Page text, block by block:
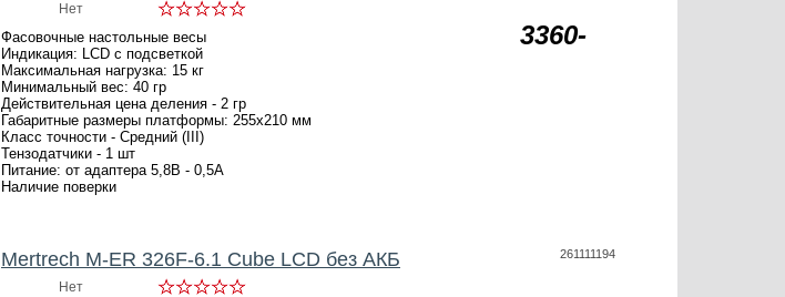
Нет
Фасовочные настольные весы
Индикация: LCD с подсветкой
Максимальная нагрузка: 15 кг
Минимальный вес: 40 гр
Действительная цена деления - 2 гр
Габаритные размеры платформы: 255х210 мм
Класс точности - Средний (III)
Тензодатчики - 1 шт
Питание: от адаптера 5,8В - 0,5А
Наличие поверки
3360-
Mertrech M-ER 326F-6.1 Cube LCD без АКБ
Нет
261111194